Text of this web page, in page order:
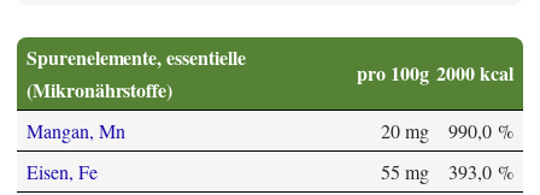
Spurenelemente, essentielle
(Mikronährstoffe)
pro 100g 2000 kcal
Mangan, Mn 20 mg
990,0 %
Eisen, Fe
55 mg 393,0 %